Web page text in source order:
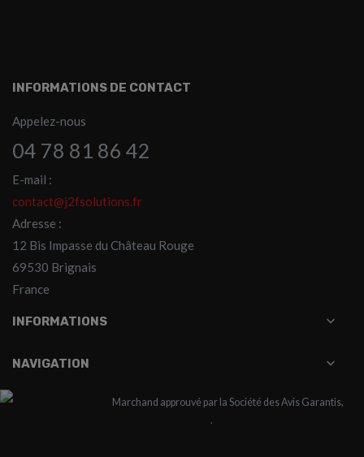
INFORMATIONS DE CONTACT
Appelez-nous
04 78 81 86 42
E-mail :
contact@j2fsolutions.fr
Adresse :
12 Bis Impasse du Château Rouge
69530 Brignais
France
INFORMATIONS 
NAVIGATION 
Marchand approuvé par la Société des Avis Garantis,
.